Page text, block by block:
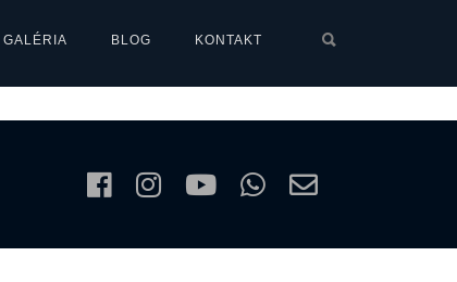
GALÉRIA BLOG KONTAKT
and idea-sharing without bleeding-edge
diverse vortals and prospective methods of